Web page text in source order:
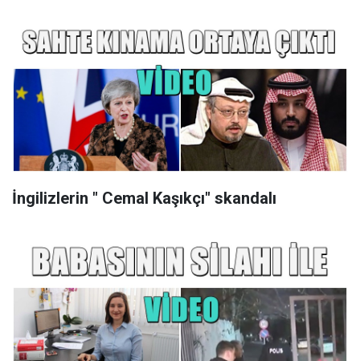
İngilizlerin " Cemal Kaşıkçı" skandalı